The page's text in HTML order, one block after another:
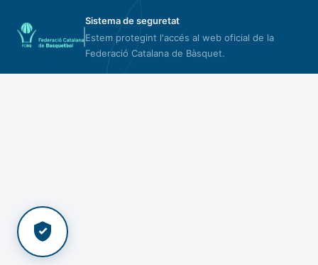
Sistema de seguretat
Estem protegint l'accés al web oficial de la
Federació Catalana de Bàsquet.